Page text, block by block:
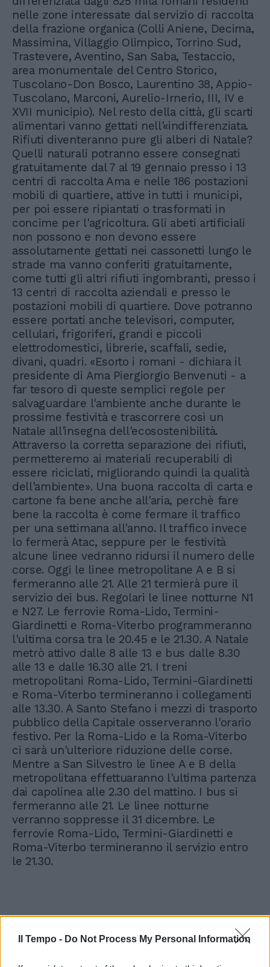
Il Tempo - Do Not Process My Personal Information
nelle zone interessate dal servizio di raccolta
della frazione organica (Colli Aniene, Decima,
Massimina, Villaggio Olimpico, Torrino Sud,
Trastevere, Aventino, San Saba, Testaccio,
area monumentale del Centro Storico,
Tuscolano-Don Bosco, Laurentino 38, Appio-
Tuscolano, Marconi, Aurelio-Irnerio, III, IV e
XVII municipio). Nel resto della città, gli scarti
alimentari vanno gettati nell'«indifferenziata.
Rifiuti diventeranno pure gli alberi di Natale?
Quelli naturali potranno essere consegnati
gratuitamente dal 7 al 19 gennaio presso i 13
centri di raccolta Ama e nelle 186 postazioni
mobili di quartiere, attive in tutti i municipi,
per poi essere ripiantati o trasformati in
concime per l'agricoltura. Gli abeti artificiali
non possono e non devono essere
assolutamente gettati nei cassonetti lungo le
strade ma vanno conferiti gratuitamente,
come tutti gli altri rifiuti ingombranti, presso i
13 centri di raccolta aziendali e presso le
postazioni mobili di quartiere. Dove potranno
essere portati anche televisori, computer,
cellulari, frigoriferi, grandi e piccoli
elettrodomestici, librerie, scaffali, sedie,
divani, quadri. «Esorto i romani - dichiara il
presidente di Ama Piergiorgio Benvenuti - a
far tesoro di queste semplici regole per
salvaguardare l'ambiente anche durante le
prossime festività e trascorrere così un
Natale all'insegna dell'ecosostenibilità.
Attraverso la corretta separazione dei rifiuti,
permetteremo ai materiali recuperabili di
essere riciclati, migliorando quindi la qualità
dell'ambiente». Una buona raccolta di carta e
cartone fa bene anche all'aria, perchè fare
bene la raccolta è come fermare il traffico
per una settimana all'anno. Il traffico invece
lo fermerà Atac, seppure per le festività
alcune linee vedranno ridursi il numero delle
corse. Oggi le linee metropolitane A e B si
fermeranno alle 21. Alle 21 termierà pure il
servizio dei bus. Regolari le linee notturne N1
e N27. Le ferrovie Roma-Lido, Termini-
Giardinetti e Roma-Viterbo programmeranno
l'ultima corsa tra le 20.45 e le 21.30. A Natale
metrò attivo dalle 8 alle 13 e bus dalle 8.30
alle 13 e dalle 16.30 alle 21. I treni
metropolitani Roma-Lido, Termini-Giardinetti
e Roma-Viterbo termineranno i collegamenti
alle 13.30. A Santo Stefano i mezzi di trasporto
pubblico della Capitale osserveranno l'orario
festivo. Per la Roma-Lido e la Roma-Viterbo
ci sarà un'ulteriore riduzione delle corse.
Mentre a San Silvestro le linee A e B della
metropolitana effettuaranno l'ultima partenza
dai capolinea alle 2.30 del mattino. I bus si
fermeranno alle 21. Le linee notturne
verranno soppresse il 31 dicembre. Le
ferrovie Roma-Lido, Termini-Giardinetti e
Roma-Viterbo termineranno il servizio entro
le 21.30.